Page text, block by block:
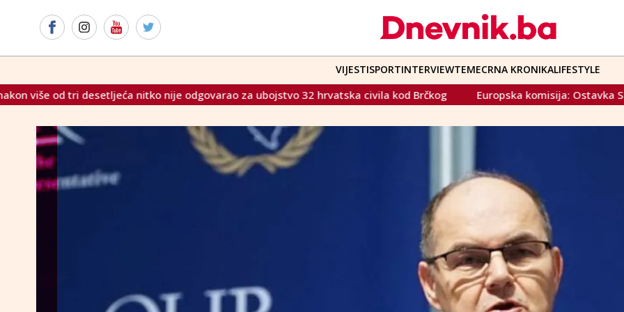
VIJESTISPORTINTERVIEWTEMECRNA KRONIKALIFESTYLE
nije odgovarao za ubojstvo 32 hrvatska civila kod Brčkog Europska komisija: Ostavka Schmidta u nadležnosti